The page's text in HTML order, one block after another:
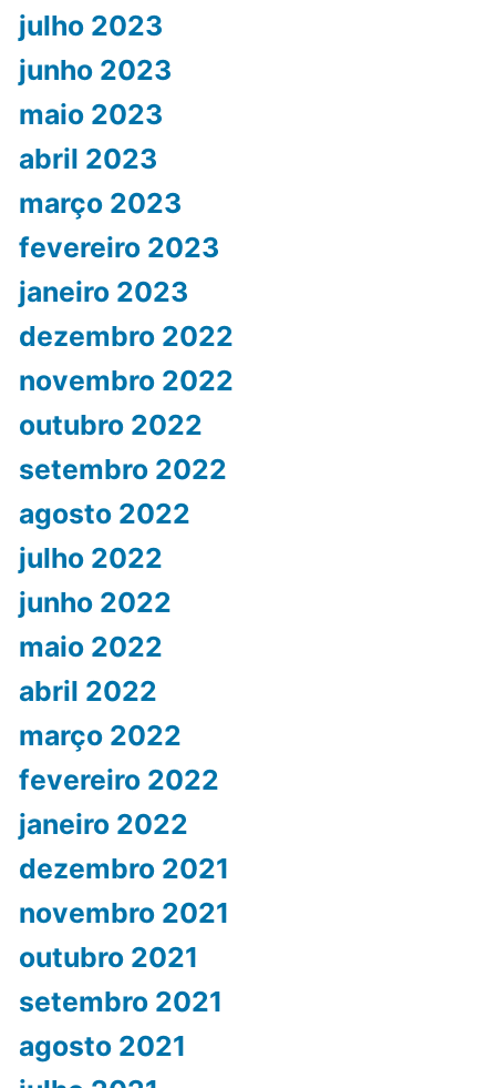
julho 2023
junho 2023
maio 2023
abril 2023
março 2023
fevereiro 2023
janeiro 2023
dezembro 2022
novembro 2022
outubro 2022
setembro 2022
agosto 2022
julho 2022
junho 2022
maio 2022
abril 2022
março 2022
fevereiro 2022
janeiro 2022
dezembro 2021
novembro 2021
outubro 2021
setembro 2021
agosto 2021